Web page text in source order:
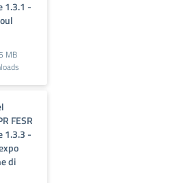
1.3.1 -
MB
FESR
1.3.3 -
di